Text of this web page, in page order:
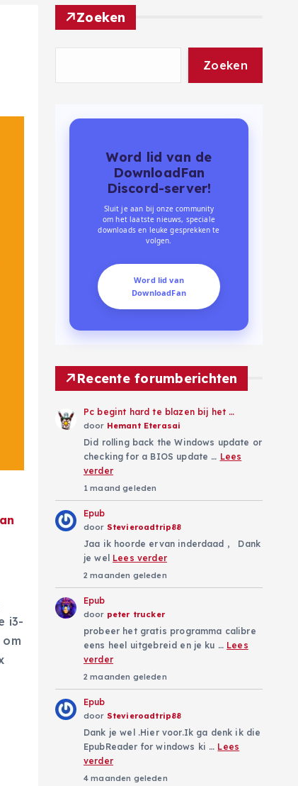
i3-
Zoeken
Zoeken
Word lid van de
DownloadFan
Discord-server!
Sluit je aan bij onze community
om het laatste nieuws, speciale
downloads en leuke gesprekken te
volgen.
Word lid van
DownloadFan
Recente forumberichten
Pc begint hard te blazen bij het …
door Hemant Eterasai
Did rolling back the Windows update or
checking for a BIOS update … Lees
verder
1 maand geleden
Epub
door Stevieroadtrip88
Jaa ik hoorde ervan inderdaad , Dank
je wel Lees verder
2 maanden geleden
Epub
door peter trucker
probeer het gratis programma calibre
eens heel uitgebreid en je ku … Lees
verder
2 maanden geleden
Epub
door Stevieroadtrip88
Dank je wel .Hier voor.Ik ga denk ik die
EpubReader for windows ki … Lees
verder
4 maanden geleden